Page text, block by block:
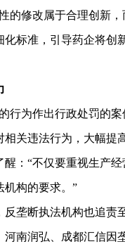
的修改属于合理创新
标准，引导药企将创
行为作出行政处罚的
相关违法行为，大幅
：“不仅要重视生产
机构的要求。”
垄断执法机构也追责
南润弘、成都汇信因